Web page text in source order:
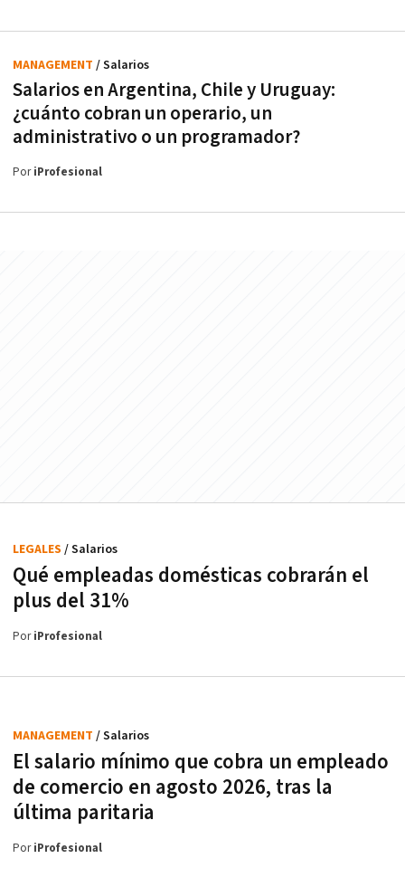
Salarios en Argentina, Chile y Uruguay:
¿cuánto cobran un operario, un
administrativo o un programador?
MANAGEMENT / Salarios
PoriProfesional
Qué empleadas domésticas cobrarán el
plus del 31%
LEGALES / Salarios
PoriProfesional
El salario mínimo que cobra un empleado
de comercio en agosto 2026, tras la
última paritaria
MANAGEMENT / Salarios
PoriProfesional